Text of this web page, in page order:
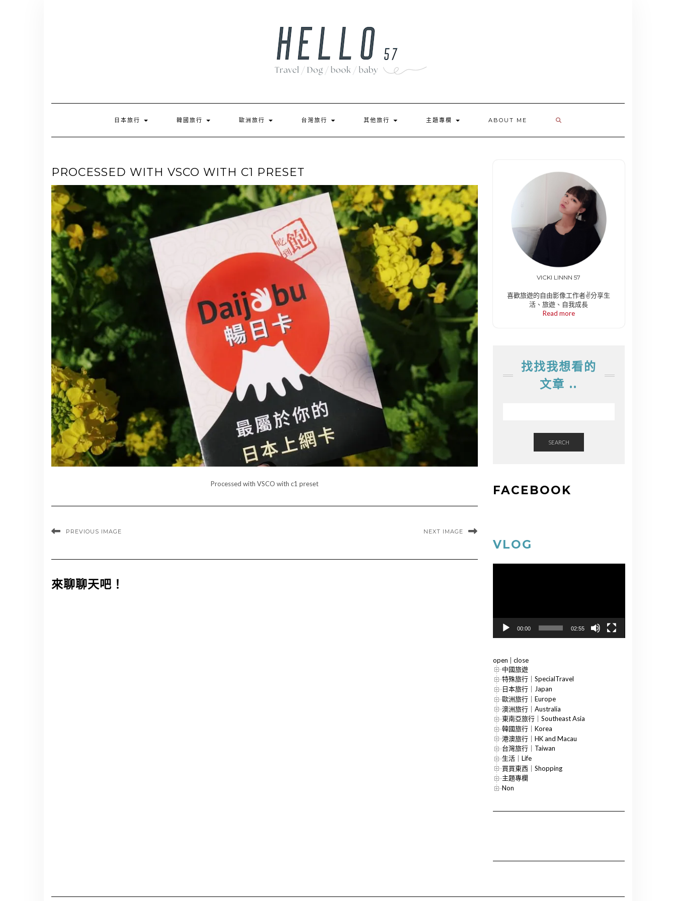
日本旅行 韓國旅行 歐洲旅行 台灣旅行 其他旅行 主題專欄 ABOUT ME
PROCESSED WITH VSCO WITH C1 PRESET
Processed with VSCO with c1 preset
PREVIOUS IMAGE NEXT IMAGE
來聊聊天吧！
VICKI LINNN 57
喜歡旅遊的自由影像工作者✌️分享生
活、旅遊、自我成長
Read more
找找我想看的
文章 ..
SEARCH
FACEBOOK
VLOG
00:00 02:55
open
close
中國旅遊
特殊旅行｜SpecialTravel
日本旅行｜Japan
歐洲旅行｜Europe
澳洲旅行｜Australia
東南亞旅行｜Southeast Asia
韓國旅行｜Korea
港澳旅行｜HK and Macau
台灣旅行｜Taiwan
生活｜Life
買買東西｜Shopping
主題專欄
Non